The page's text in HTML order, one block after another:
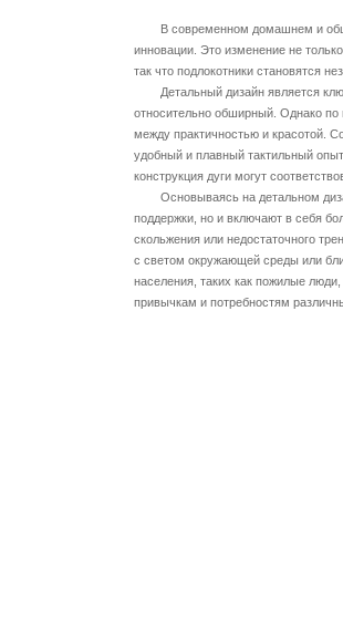
В современном домашнем и
инновации. Это изменение не
так что подлокотники становятся
Детальный дизайн является
относительно обширный. Однако по
между практичностью и красотой.
удобный и плавный тактильный
конструкция дуги могут
Основываясь на детальном
поддержки, но и включают в себя
скольжения или недостаточного
с светом окружающей среды или
населения, таких как пожилые
привычкам и потребностям